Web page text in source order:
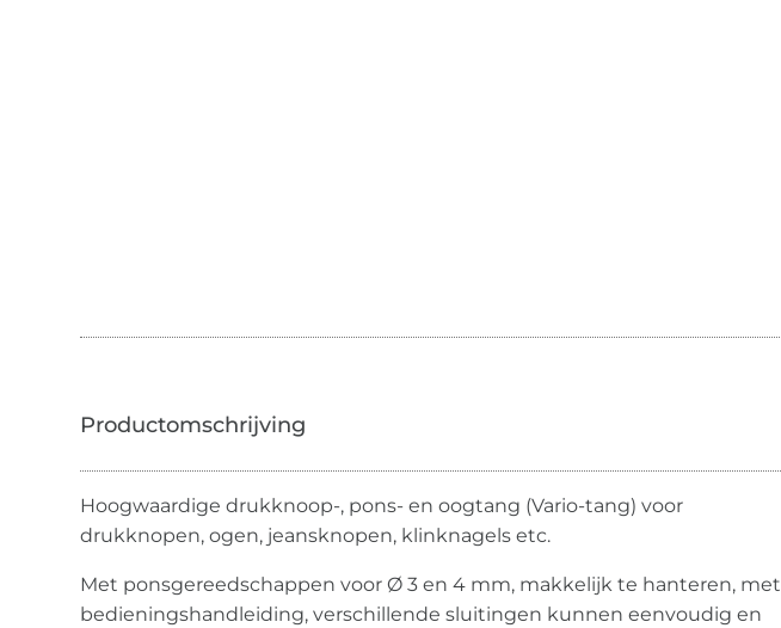
Hoogwaardige drukknoop-, pons- en oogtang (Vario-tang) voor
drukknopen, ogen, jeansknopen, klinknagels etc.
Met ponsgereedschappen voor Ø 3 en 4 mm, makkelijk te hanteren, met
bedieningshandleiding, verschillende sluitingen kunnen eenvoudig en